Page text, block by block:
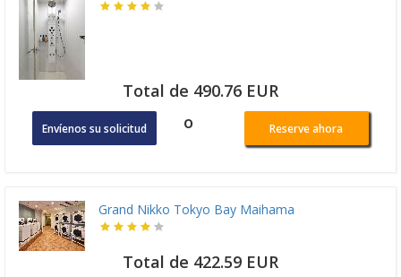
Total de 490.76 EUR
Envíenos su solicitud o Reserve ahora
Grand Nikko Tokyo Bay Maihama
Total de 422.59 EUR